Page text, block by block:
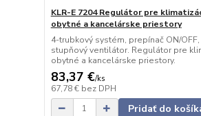
KLR-E 7204 Regulátor pre
obytné a kancelárske priestory
4-trubkový systém, prepínač ON/
stupňový ventilátor. Regulátor pre
obytné a kancelárske priestory.
83,37 €/ks
67,78 € bez DPH
Pridať do